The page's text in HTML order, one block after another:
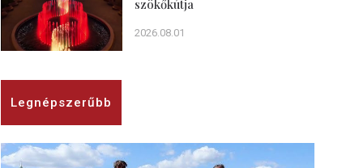
szökőkútja
2026.08.01
Legnépszerűbb